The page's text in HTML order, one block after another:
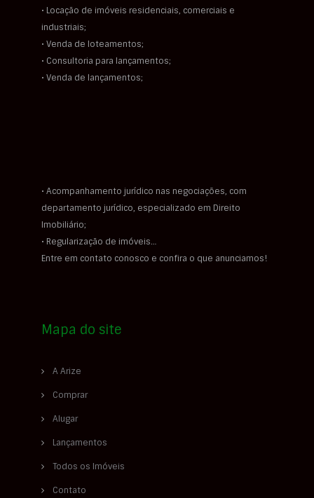
• Locação de imóveis residenciais, comerciais e
industriais;
• Venda de loteamentos;
• Consultoria para lançamentos;
• Venda de lançamentos;
• Acompanhamento jurídico nas negociações, com
departamento jurídico, especializado em Direito
Imobiliário;
• Regularização de imóveis…
Entre em contato conosco e confira o que anunciamos!
Mapa do site
A Arize
Comprar
Alugar
Lançamentos
Todos os Imóveis
Contato